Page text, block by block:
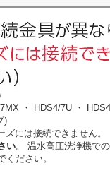
・ HDS4/7U ・
)
には接続できません。
い。 温水高圧洗浄機で
ださい。